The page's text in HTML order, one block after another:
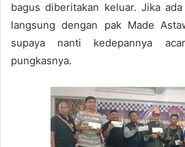
bagus diberitakan keluar. Jika
langsung dengan pak Made
supaya nanti kedepannya
pungkasnya.